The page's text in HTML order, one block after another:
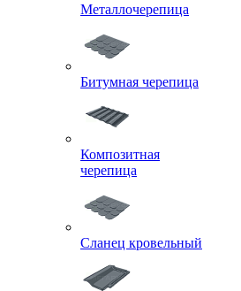
Металлочерепица
Битумная черепица
Композитная
черепица
Сланец кровельный